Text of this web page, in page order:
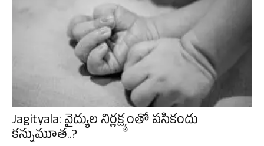
Jagityala: వైద్యుల నిర్లక్ష్యంతో పసికందు
కన్నుమూత..?